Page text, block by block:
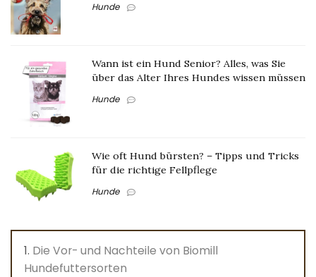
Hunde
Wann ist ein Hund Senior? Alles, was Sie
über das Alter Ihres Hundes wissen müssen
Hunde
Wie oft Hund bürsten? – Tipps und Tricks
für die richtige Fellpflege
Hunde
Die Vor- und Nachteile von Biomill
Hundefuttersorten